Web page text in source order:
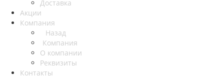
Доставка
Акции
Компания
Назад
Компания
О компании
Реквизиты
Контакты